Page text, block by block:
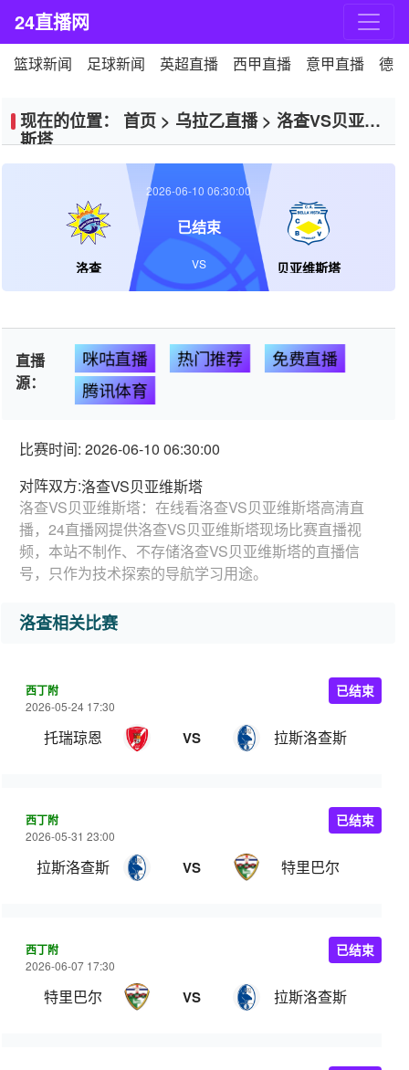
24直播网
篮球新闻 足球新闻 英超直播 西甲直播 意甲直播 德
现在的位置： 首页 > 乌拉乙直播> 洛查VS贝亚维
斯塔
洛查 贝亚维斯塔
2026-06-10 06:30:00
已结束
VS
直播
源：
咪咕直播 热门推荐
免费直播
腾讯体育
比赛时间: 2026-06-10 06:30:00
对阵双方:洛查VS贝亚维斯塔
洛查VS贝亚维斯塔：在线看洛查VS贝亚维斯塔高清直
播，24直播网提供洛查VS贝亚维斯塔现场比赛直播视
频，本站不制作、不存储洛查VS贝亚维斯塔的直播信
号，只作为技术探索的导航学习用途。
洛查相关比赛
西丁附
2026-05-24 17:30
托瑞琼恩 VS 拉斯洛查斯
已结束
西丁附
2026-05-31 23:00
拉斯洛查斯 VS 特里巴尔
已结束
西丁附
2026-06-07 17:30
特里巴尔 VS 拉斯洛查斯
已结束